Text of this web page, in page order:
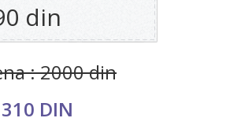
din
: 2000 din
DIN